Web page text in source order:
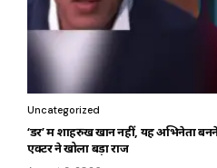
Uncategorized
‘डर’ में शाहरुख खान नहीं, यह अभिनेता
एक्टर ने खोला बड़ा राज